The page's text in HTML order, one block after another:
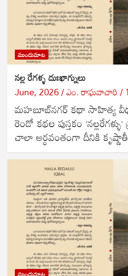
ముందుమాట
నల్ల రేగళ్ళ దుఃఖాగ్నులు
June, 2026 ఎం. రాఘవాచారి
మహబూబ్‌నగర్ కథా సాహిత్య
రెండో కథల పుస్తకం
చాలా అర్ధవంతంగా దీనికి